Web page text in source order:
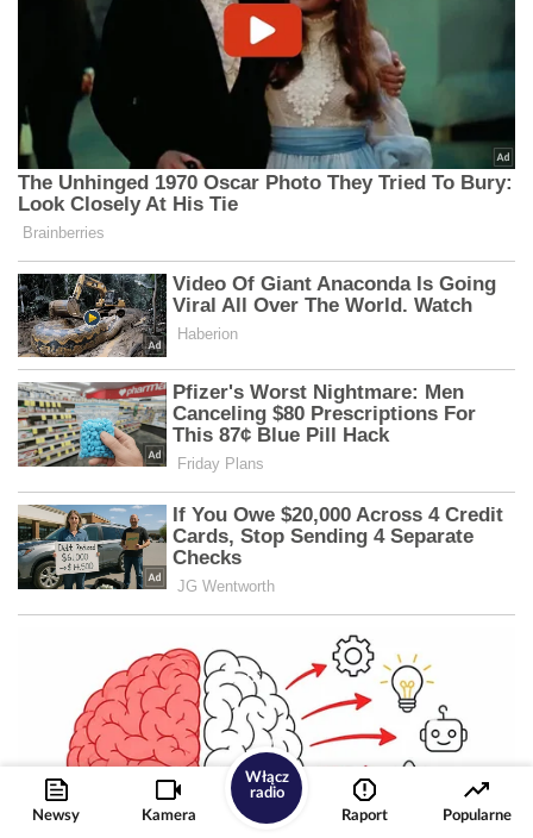
Newsy Kamera
Włącz
radio
Raport
Popularne